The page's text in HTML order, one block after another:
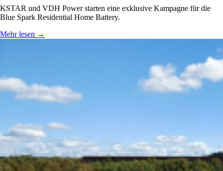
KSTAR und VDH Power starten eine exklusive Kampagne für die
Blue Spark Residential Home Battery.
Mehr lesen →